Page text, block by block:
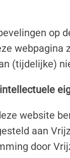
op
(tijdelijke)
website
aan
door